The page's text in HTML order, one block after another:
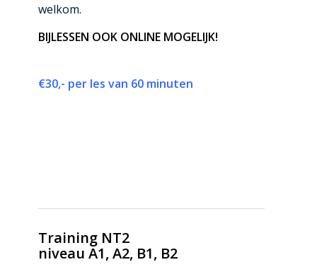
welkom.
BIJLESSEN OOK ONLINE MOGELIJK!
€30,- per les van 60 minuten
Training NT2
niveau A1, A2, B1, B2